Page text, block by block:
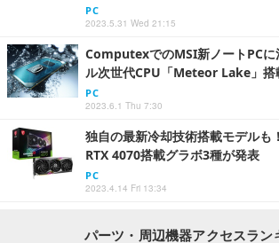
PC
2023.5.31 Wed 21:15
ComputexでのMSI新ノートPCに
ル次世代CPU「Meteor Lake」搭
PC
2023.6.1 Thu 7:30
独自の最新冷却技術搭載モデルも
RTX 4070搭載グラボ3種が発表
PC
2023.4.14 Fri 13:34
パーツ・周辺機器アクセスラン